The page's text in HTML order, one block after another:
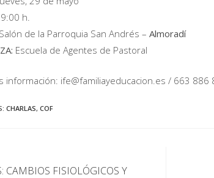
h.
Salón de la Parroquia San Andrés – Almoradí
Escuela de Agentes de Pastoral
información: ife@familiayeducacion.es / 663 886
: CHARLAS, COF
CAMBIOS FISIOLÓGICOS Y